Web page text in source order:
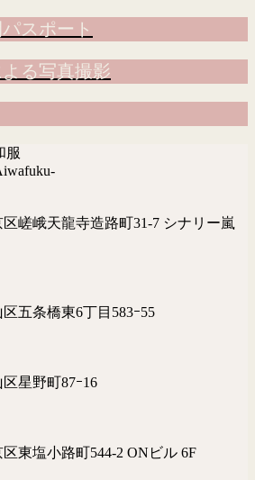
スポート
る写真撮影
服
区嵯峨天龍寺造路町31-7 シナリー嵐
五条橋東6丁目583ｰ55
星野町87ｰ16
東塩小路町544-2 ONビル 6F